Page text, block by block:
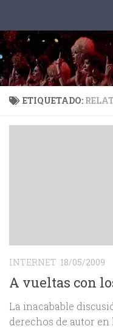
ETIQUETADO:
INTERNET 18/05/2009
A vueltas con
La inacabable
derechos de autor en